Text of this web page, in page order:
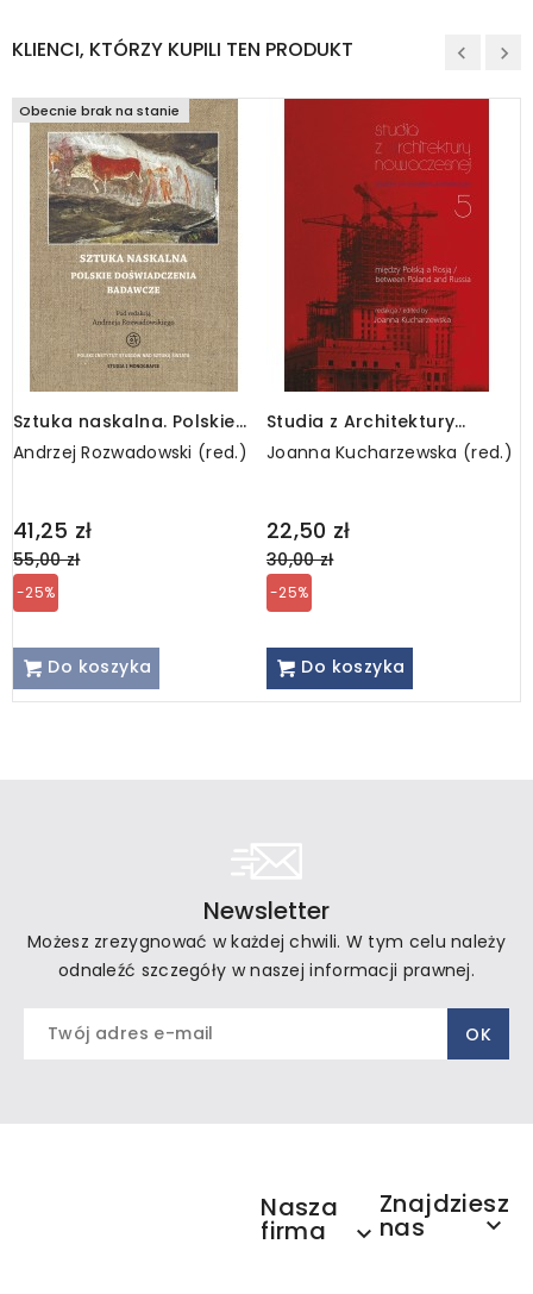
KLIENCI, KTÓRZY KUPILI TEN PRODUKT
Obecnie brak na stanie
Sztuka naskalna. Polskie
doświadczenia badawcze
Andrzej Rozwadowski (red.)
41,25 zł
Regular
price
55,00 zł
-25%
Do koszyka
Studia z Architektury
Nowoczesnej, nr 5/2013.
Między Polską a Rosją
Joanna Kucharzewska (red.)
22,50 zł
Regular
price
30,00 zł
-25%
Do koszyka
Newsletter
Możesz zrezygnować w każdej chwili. W tym celu należy
odnaleźć szczegóły w naszej informacji prawnej.
Nasza
firma 
Znajdziesz
nas 